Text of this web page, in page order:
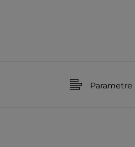
Parametre